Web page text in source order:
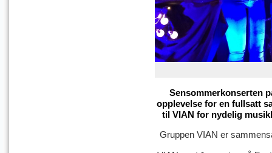
Sensommerkonserten
opplevelse for en fullsatt
til VIAN for nydelig
Gruppen VIAN er